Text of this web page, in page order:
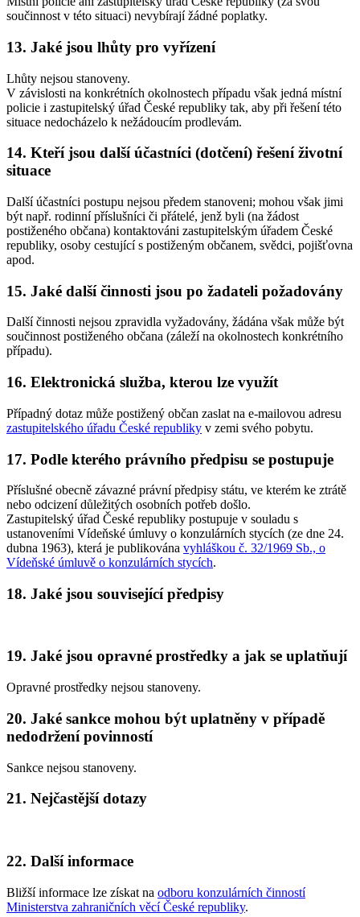
součinnost v této situaci) nevybírají žádné poplatky.
13. Jaké jsou lhůty pro vyřízení
Lhůty nejsou stanoveny.
V závislosti na konkrétních okolnostech případu však jedná místní
policie i zastupitelský úřad České republiky tak, aby při řešení této
situace nedocházelo k nežádoucím prodlevám.
14. Kteří jsou další účastníci (dotčení) řešení životní
situace
Další účastníci postupu nejsou předem stanoveni; mohou však jimi
být např. rodinní příslušníci či přátelé, jenž byli (na žádost
postiženého občana) kontaktováni zastupitelským úřadem České
republiky, osoby cestující s postiženým občanem, svědci, pojišťovna
apod.
15. Jaké další činnosti jsou po žadateli požadovány
Další činnosti nejsou zpravidla vyžadovány, žádána však může být
součinnost postiženého občana (záleží na okolnostech konkrétního
případu).
16. Elektronická služba, kterou lze využít
Případný dotaz může postižený občan zaslat na e-mailovou adresu
zastupitelského úřadu České republiky v zemi svého pobytu.
17. Podle kterého právního předpisu se postupuje
Příslušné obecně závazné právní předpisy státu, ve kterém ke ztrátě
nebo odcizení důležitých osobních potřeb došlo.
Zastupitelský úřad České republiky postupuje v souladu s
ustanoveními Vídeňské úmluvy o konzulárních stycích (ze dne 24.
dubna 1963), která je publikována vyhláškou č. 32/1969 Sb., o
Vídeňské úmluvě o konzulárních stycích.
18. Jaké jsou související předpisy
19. Jaké jsou opravné prostředky a jak se uplatňují
Opravné prostředky nejsou stanoveny.
20. Jaké sankce mohou být uplatněny v případě
nedodržení povinností
Sankce nejsou stanoveny.
21. Nejčastější dotazy
22. Další informace
Bližší informace lze získat na odboru konzulárních činností
Ministerstva zahraničních věcí České republiky.